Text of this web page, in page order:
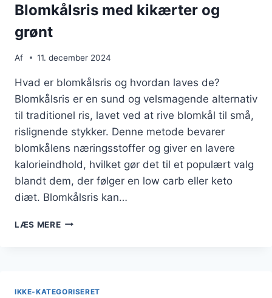
Blomkålsris med kikærter og
grønt
Af 11. december 2024
Hvad er blomkålsris og hvordan laves de?
Blomkålsris er en sund og velsmagende alternativ
til traditionel ris, lavet ved at rive blomkål til små,
rislignende stykker. Denne metode bevarer
blomkålens næringsstoffer og giver en lavere
kalorieindhold, hvilket gør det til et populært valg
blandt dem, der følger en low carb eller keto
diæt. Blomkålsris kan…
LÆS MEREBLOMKÅLSRIS
IKKE-KATEGORISERET